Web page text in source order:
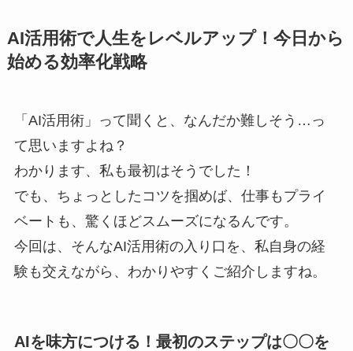
AI活用術で人生をレベルアップ！今日から
始める効率化戦略
「AI活用術」って聞くと、なんだか難しそう…っ
て思いますよね？
わかります、私も最初はそうでした！
でも、ちょっとしたコツを掴めば、仕事もプライ
ベートも、驚くほどスムーズになるんです。
今回は、そんなAI活用術の入り口を、私自身の経
験も交えながら、わかりやすくご紹介しますね。
AIを味方につける！最初のステップは〇〇を